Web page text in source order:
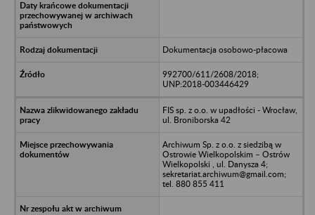
Dokumentacja osobowo-płacowa
992700/611/2608/2018;
UNP:2018-003446429
FIS sp. z o.o. w upadłości - Wrocław,
ul. Broniborska 42
Archiwum Sp. z o.o. z siedzibą w
Ostrowie Wielkopolskim – Ostrów
Wielkopolski , ul. Danysza 4;
sekretariat.archiwum@gmail.com;
tel. 880 855 411